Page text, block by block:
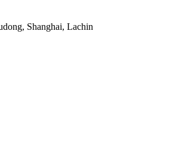
Shanghai, Lachin